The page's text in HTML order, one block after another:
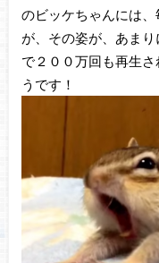
のビッケちゃんには
が、その姿が、あま
で２００万回も再生
うです！